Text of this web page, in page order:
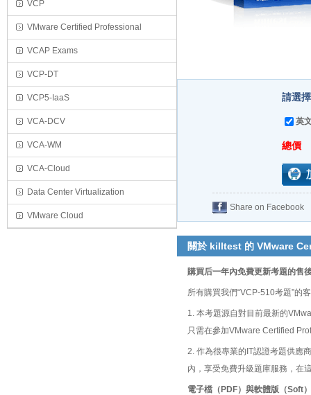
VCP
VMware Certified Professional
VCAP Exams
VCP-DT
VCP5-IaaS
VCA-DCV
VCA-WM
VCA-Cloud
Data Center Virtualization
VMware Cloud
請選
英
總價
Share on Facebook
關於 killtest 的 VMware
購買后一年內免費更新考題的售
所有購買我們“VCP-510考題”的
1. 本考題源自對目前最新的
只需在參加VMware Certified
2. 作為很專業的IT認證考題供應
內，享受免費升級題庫服務，在
電子檔（PDF）與軟體版（Soft